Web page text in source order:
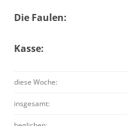
Die Faulen:
Kasse:
diese Woche:
insgesamt: